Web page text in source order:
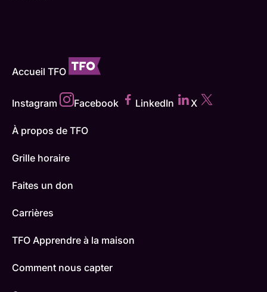
Accueil TFO
Instagram Facebook LinkedIn X
À propos de TFO
Grille horaire
Faites un don
Carrières
TFO Apprendre à la maison
Comment nous capter